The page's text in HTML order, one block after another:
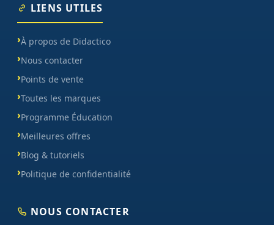
LIENS UTILES
À propos de Didactico
Nous contacter
Points de vente
Toutes les marques
Programme Éducation
Meilleures offres
Blog & tutoriels
Politique de confidentialité
NOUS CONTACTER